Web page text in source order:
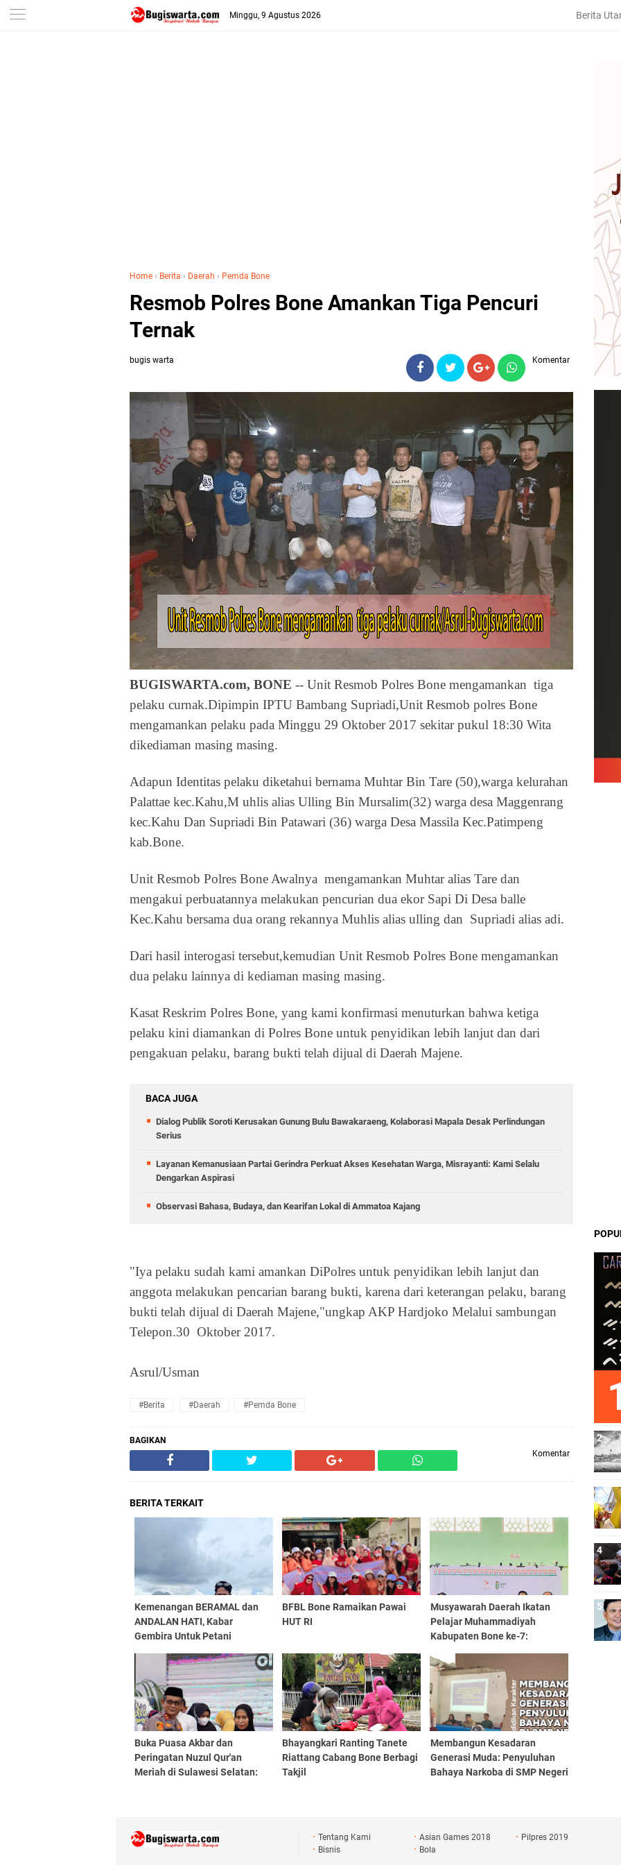
-->
Minggu, 9 Agustus 2026 Berita
Home › Berita › Daerah › Pemda Bone
Resmob Polres Bone Amankan Tiga Pencuri
Ternak
bugis warta Komentar
BUGISWARTA.com, BONE -- Unit Resmob Polres Bone mengamankan tiga
pelaku curnak.Dipimpin IPTU Bambang Supriadi,Unit Resmob polres Bone
mengamankan pelaku pada Minggu 29 Oktober 2017 sekitar pukul 18:30 Wita
dikediaman masing masing.
Adapun Identitas pelaku diketahui bernama Muhtar Bin Tare (50),warga kelurahan
Palattae kec.Kahu,M uhlis alias Ulling Bin Mursalim(32) warga desa Maggenrang
kec.Kahu Dan Supriadi Bin Patawari (36) warga Desa Massila Kec.Patimpeng
kab.Bone.
Unit Resmob Polres Bone Awalnya mengamankan Muhtar alias Tare dan
mengakui perbuatannya melakukan pencurian dua ekor Sapi Di Desa balle
Kec.Kahu bersama dua orang rekannya Muhlis alias ulling dan Supriadi alias adi.
Dari hasil interogasi tersebut,kemudian Unit Resmob Polres Bone mengamankan
dua pelaku lainnya di kediaman masing masing.
Kasat Reskrim Polres Bone, yang kami konfirmasi menuturkan bahwa ketiga
pelaku kini diamankan di Polres Bone untuk penyidikan lebih lanjut dan dari
pengakuan pelaku, barang bukti telah dijual di Daerah Majene.
BACA JUGA
Dialog Publik Soroti Kerusakan Gunung Bulu Bawakaraeng, Kolaborasi Mapala Desak Perlindungan
Serius
Layanan Kemanusiaan Partai Gerindra Perkuat Akses Kesehatan Warga, Misrayanti: Kami Selalu
Dengarkan Aspirasi
Observasi Bahasa, Budaya, dan Kearifan Lokal di Ammatoa Kajang
"Iya pelaku sudah kami amankan DiPolres untuk penyidikan lebih lanjut dan
anggota melakukan pencarian barang bukti, karena dari keterangan pelaku, barang
bukti telah dijual di Daerah Majene,"ungkap AKP Hardjoko Melalui sambungan
Telepon.30 Oktober 2017.
Asrul/Usman
#Berita #Daerah #Pemda Bone
BAGIKAN
Komentar
BERITA TERKAIT
Kemenangan BERAMAL dan
ANDALAN HATI, Kabar
Gembira Untuk Petani
BFBL Bone Ramaikan Pawai
HUT RI
Musyawarah Daerah Ikatan
Pelajar Muhammadiyah
Kabupaten Bone ke-7:
Buka Puasa Akbar dan
Peringatan Nuzul Qur'an
Meriah di Sulawesi Selatan:
Bhayangkari Ranting Tanete
Riattang Cabang Bone Berbagi
Takjil
Membangun Kesadaran
Generasi Muda: Penyuluhan
Bahaya Narkoba di SMP Negeri
Tentang Kami Asian Games 2018
Pilpres 2019
Bisnis
Bola